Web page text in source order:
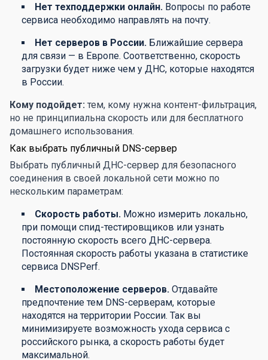
Нет техподдержки онлайн. Вопросы по работе
сервиса необходимо направлять на почту.
Нет серверов в России. Ближайшие сервера
для связи — в Европе. Соответственно, скорость
загрузки будет ниже чем у ДНС, которые находятся
в России.
Кому подойдет: тем, кому нужна контент-фильтрация,
но не принципиальна скорость или для бесплатного
домашнего использования.
Как выбрать публичный DNS-сервер
Выбрать публичный ДНС-сервер для безопасного
соединения в своей локальной сети можно по
нескольким параметрам:
Скорость работы. Можно измерить локально,
при помощи спид-тестировщиков или узнать
постоянную скорость всего ДНС-сервера.
Постоянная скорость работы указана в статистике
сервиса DNSPerf.
Местоположение серверов. Отдавайте
предпочтение тем DNS-серверам, которые
находятся на территории России. Так вы
минимизируете возможность ухода сервиса с
российского рынка, а скорость работы будет
максимальной.